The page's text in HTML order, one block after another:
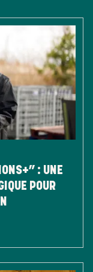
: UNE
POUR